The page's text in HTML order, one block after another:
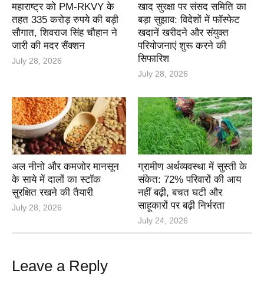
महाराष्ट्र को PM-RKVY के
तहत 335 करोड़ रुपये की बड़ी
सौगात, शिवराज सिंह चौहान ने
जारी की मदर सैंक्शन
July 28, 2026
खाद सुरक्षा पर संसद समिति का
बड़ा सुझाव: विदेशों में फॉस्फेट
खदानें खरीदने और संयुक्त
परियोजनाएं शुरू करने की
सिफारिश
July 28, 2026
अल नीनो और कमजोर मानसून
के साये में दालों का स्टॉक
सुरक्षित रखने की तैयारी
July 28, 2026
ग्रामीण अर्थव्यवस्था में सुस्ती के
संकेत: 72% परिवारों की आय
नहीं बढ़ी, बचत घटी और
साहूकारों पर बढ़ी निर्भरता
July 24, 2026
Leave a Reply